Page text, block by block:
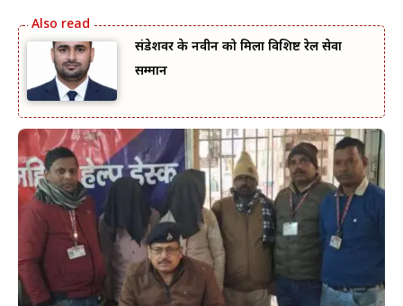
संडेशवर के नवीन को मिला विशिष्ट रेल सेवा
सम्मान